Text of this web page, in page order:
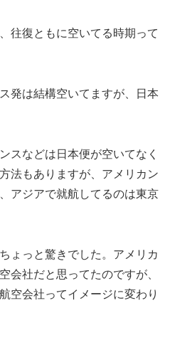
往復ともに空いてる時期って
発は結構空いてますが、日本
スなどは日本便が空いてなく
法もありますが、アメリカン
アジアで就航してるのは東京
ょっと驚きでした。アメリカ
会社だと思ってたのですが、
空会社ってイメージに変わり